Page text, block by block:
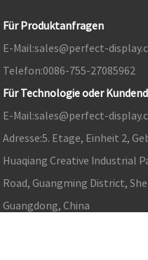
Für Produktanfragen
E-Mail:sales@perfect-
Telefon:0086-755-27085962
Für Technologie oder
E-Mail:sales@perfect-
Adresse:5. Etage, Einheit 2,
Huaqiang Creative Industrial
Road, Guangming District,
Guangdong, China